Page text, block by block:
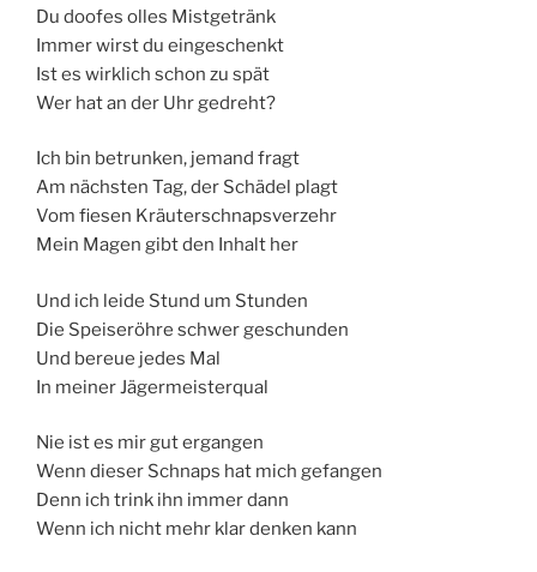
Du doofes olles Mistgetränk
Immer wirst du eingeschenkt
Ist es wirklich schon zu spät
Wer hat an der Uhr gedreht?
Ich bin betrunken, jemand fragt
Am nächsten Tag, der Schädel plagt
Vom fiesen Kräuterschnapsverzehr
Mein Magen gibt den Inhalt her
Und ich leide Stund um Stunden
Die Speiseröhre schwer geschunden
Und bereue jedes Mal
In meiner Jägermeisterqual
Nie ist es mir gut ergangen
Wenn dieser Schnaps hat mich gefangen
Denn ich trink ihn immer dann
Wenn ich nicht mehr klar denken kann